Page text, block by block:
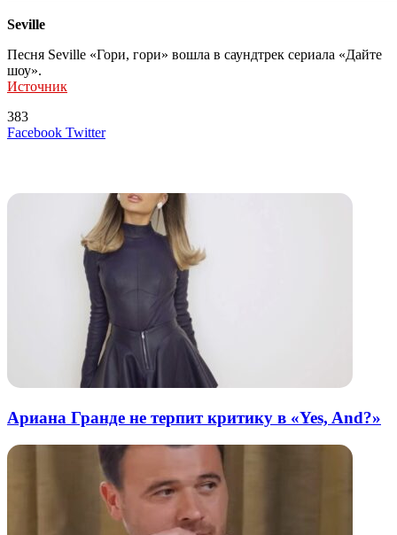
Seville
Песня Seville «Гори, гори» вошла в саундтрек сериала «Дайте
шоу».
Источник
383
Facebook TwitterLinkedIn
Tumblr
Reddit
Вконтакте
Одноклассники
Skype
Messenger
Messenger
WhatsApp
Telegram
Viber
Line
Поделиться
Печатать
Ариана Гранде не терпит критику в «Yes, And?»